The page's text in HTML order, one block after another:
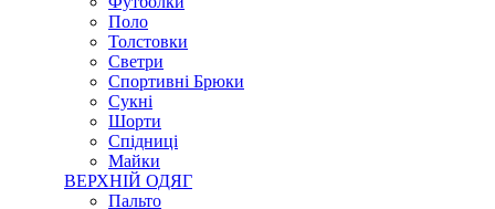
Поло
Толстовки
Светри
Спортивні Брюки
Сукні
Шорти
Спідниці
Майки
ВЕРХНІЙ ОДЯГ
Пальто